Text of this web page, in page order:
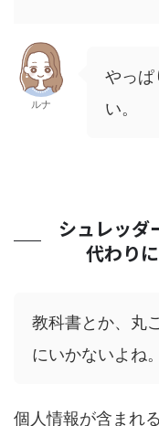
ルナ
やっぱ
い。
シュレッダ
代わり
教科書とか、丸
にいかないよね
個人情報が含まれ